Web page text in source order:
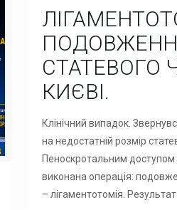
СТАТЕВОГО
КИЄВІ.
Клінічний випадок.
на недостатній розмір
Пеноскротальним доступом
виконана операція:
– лігаментотомія.